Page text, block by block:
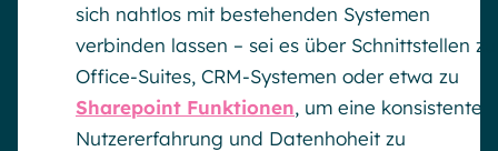
sich nahtlos mit bestehenden Systemen
verbinden lassen – sei es über Schnittstellen zu
Office-Suites, CRM-Systemen oder etwa zu
Sharepoint Funktionen, um eine konsistente
Nutzererfahrung und Datenhoheit zu